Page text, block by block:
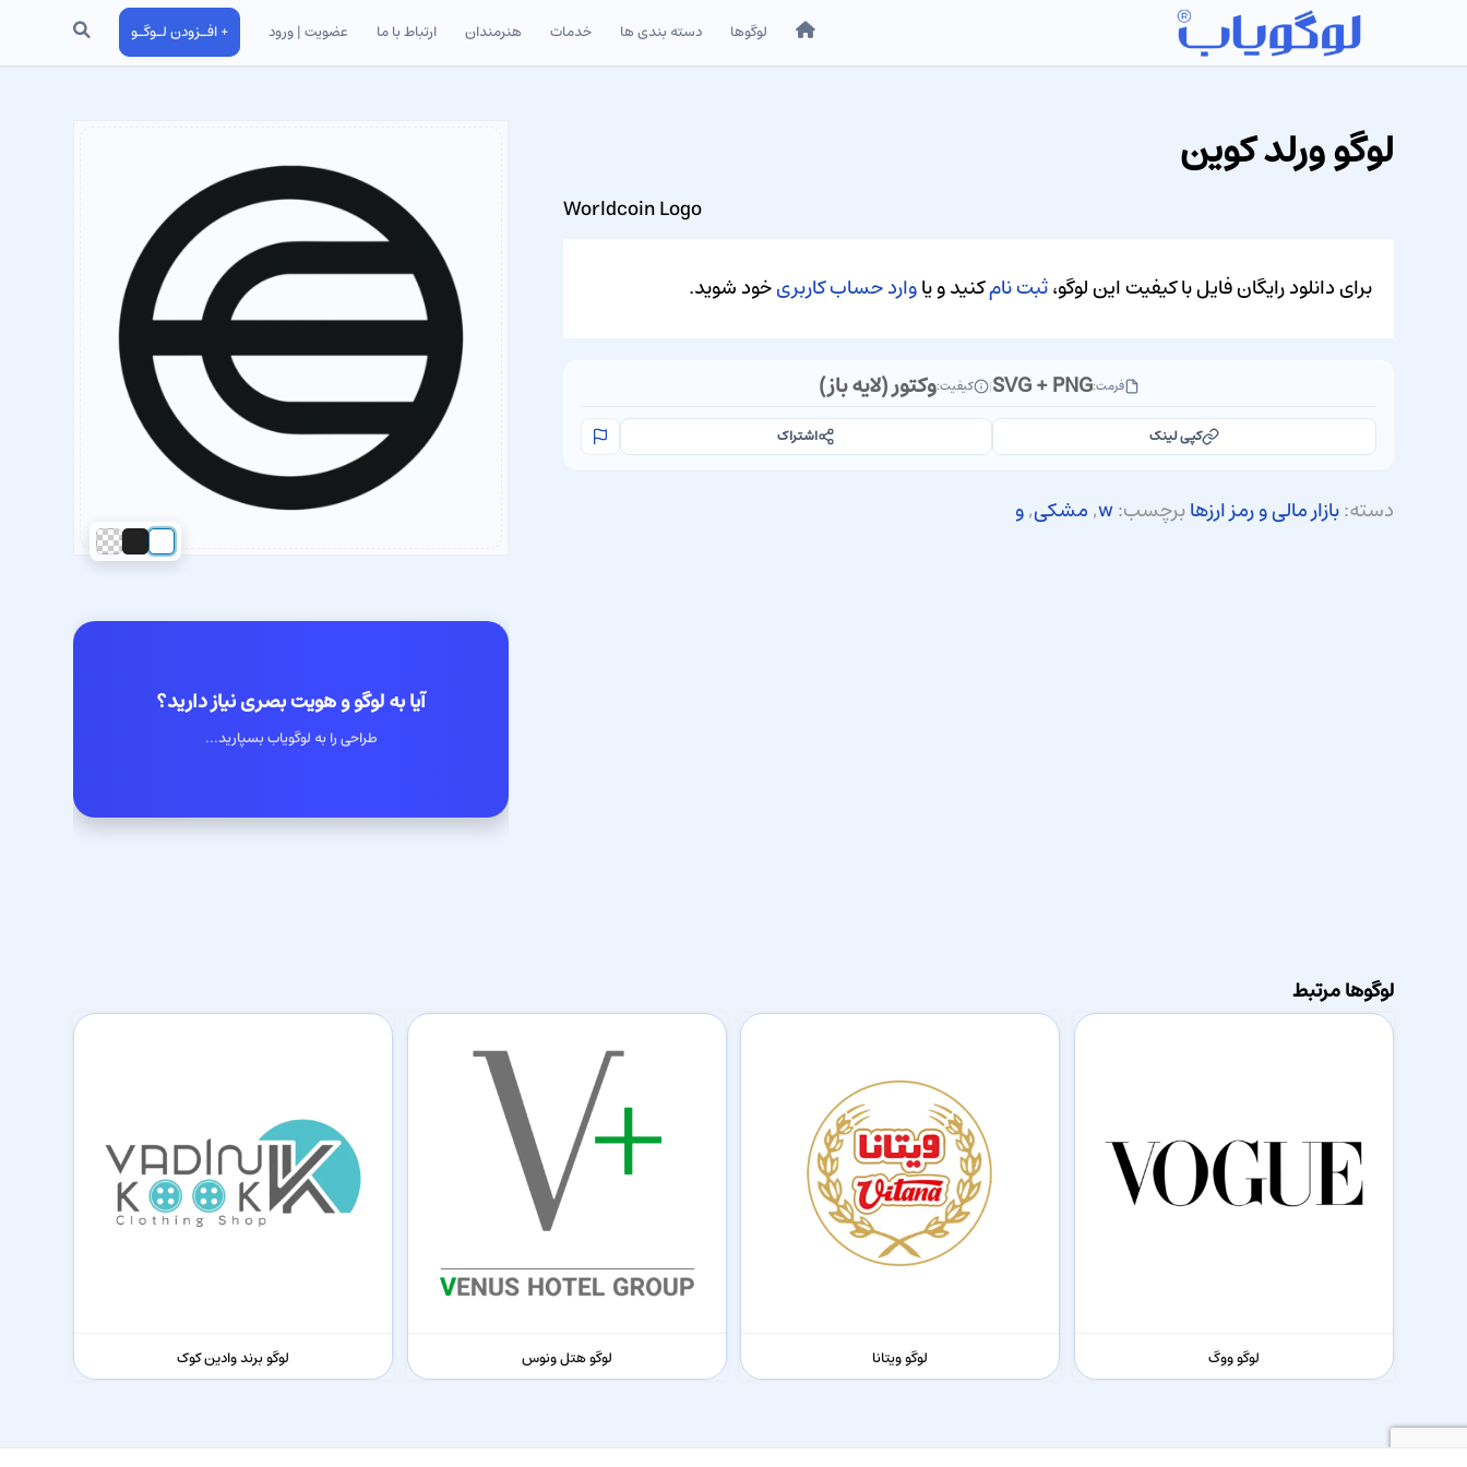
خانه لوگوها دسته بندی ها خدمات هنرمندان ارتباط با ما عضویت | ورود + افـزودن لـوگـو جستجو
آیا به لوگو و هویت بصری نیاز دارید؟
طراحی را به لوگویاب بسپارید...
لوگو ورلد کوین
Worldcoin Logo
برای دانلود رایگان فایل با کیفیت این لوگو،ثبت نامکنید و یاوارد حساب کاربریخود شوید.
فرمت:SVG + PNG
| کیفیت:وکتور (لایه باز)
کپی لینک اشتراک
دسته:بازار مالی و رمز ارزهابرچسب:w
,مشکی,و
لوگوها مرتبط
لوگو ووگ لوگو ویتانا لوگو هتل ونوس لوگو برند وادین کوک